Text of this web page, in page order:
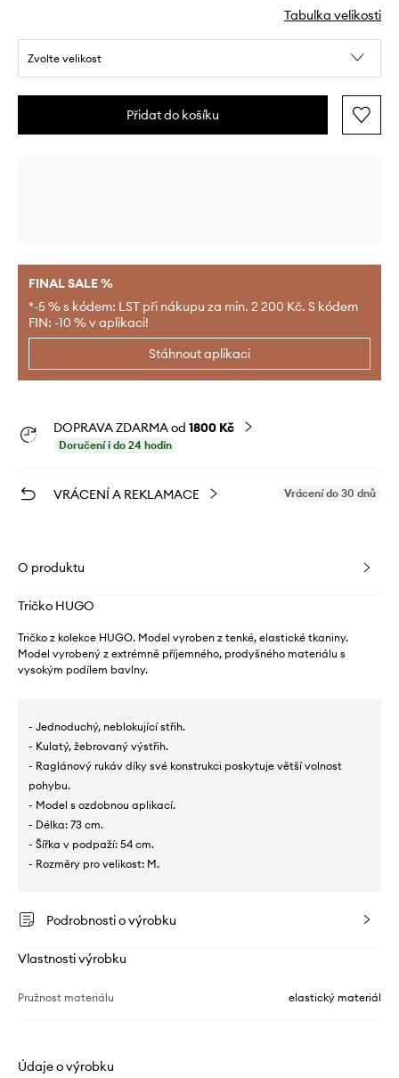
Tabulka velikosti
Zvolte velikost
Přidat do košíku
FINAL SALE %
*-5 % s kódem: LST při nákupu za min. 2 200 Kč. S kódem
FIN: -10 % v aplikaci!
Stáhnout aplikaci
DOPRAVA ZDARMA od 1800 Kč
Doručení i do 24 hodin
VRÁCENÍ A REKLAMACE Vrácení do 30 dnů
O produktu
Tričko HUGO
Tričko z kolekce HUGO. Model vyroben z tenké, elastické tkaniny.
Model vyrobený z extrémně příjemného, ​​prodyšného materiálu s
vysokým podílem bavlny.
- Jednoduchý, neblokující střih.
- Kulatý, žebrovaný výstřih.
- Raglánový rukáv díky své konstrukci poskytuje větší volnost
pohybu.
- Model s ozdobnou aplikací.
- Délka: 73 cm.
- Šířka v podpaží: 54 cm.
- Rozměry pro velikost: M.
Podrobnosti o výrobku
Vlastnosti výrobku
Pružnost materiálu elastický materiál
Údaje o výrobku